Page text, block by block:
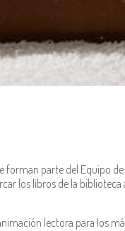
forman parte del Equipo
los libros de la
lectora para los